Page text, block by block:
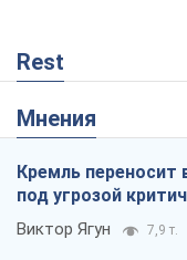
Rest
Мнения
Кремль переносит
под угрозой
Виктор Ягун 7,9 т.